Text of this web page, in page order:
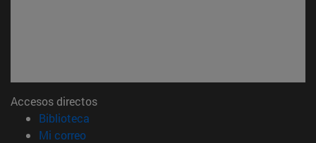
Accesos directos
Biblioteca
Mi correo(abre en nueva ventana)